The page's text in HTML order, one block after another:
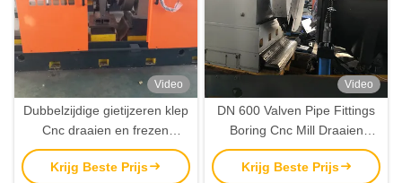
Video
Dubbelzijdige gietijzeren klep
Cnc draaien en frezen
draaibank
Krijg Beste Prijs
Video
DN 600 Valven Pipe Fittings
Boring Cnc Mill Draaien
draaibank
Krijg Beste Prijs